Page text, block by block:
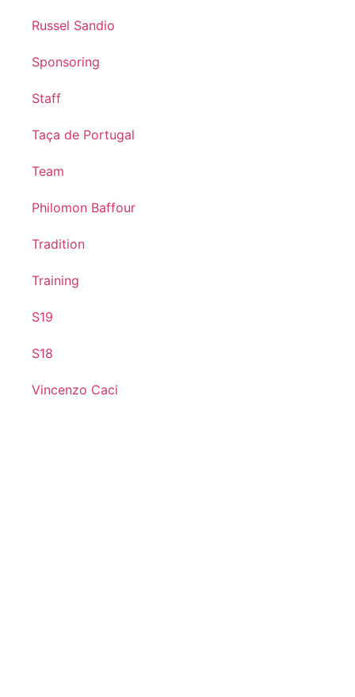
Russel Sandio
Sponsoring
Staff
Taça de Portugal
Team
Philomon Baffour
Tradition
Training
S19
S18
Vincenzo Caci